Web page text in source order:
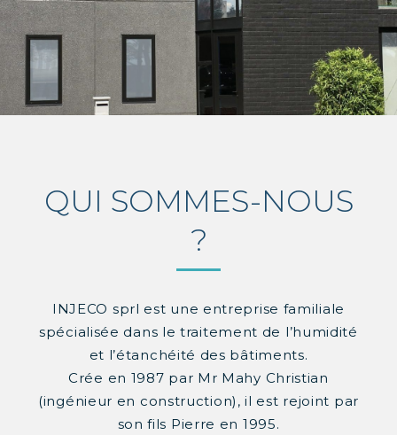
QUI SOMMES-NOUS
?
INJECO sprl est une entreprise familiale
spécialisée dans le traitement de l’humidité
et l’étanchéité des bâtiments.
Crée en 1987 par Mr Mahy Christian
(ingénieur en construction), il est rejoint par
son fils Pierre en 1995.